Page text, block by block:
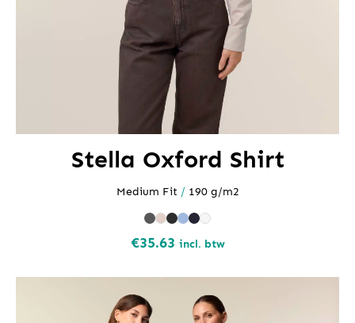
Stella Oxford Shirt
Medium Fit / 190 g/m2
€35.63 incl. btw